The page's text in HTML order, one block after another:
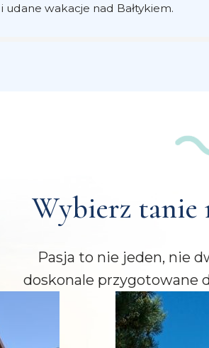
wakacje nad Bałtykiem.
Wybierz tanie
Pasja to nie jeden, nie
doskonale przygotowane